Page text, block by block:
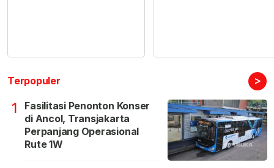
Terpopuler >
1
Fasilitasi Penonton Konser
di Ancol, Transjakarta
Perpanjang Operasional
Rute 1W